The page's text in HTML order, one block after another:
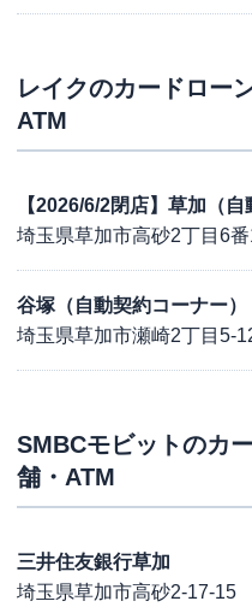
レイクのカードロー
ATM
【2026/6/2閉店】草加（自
埼玉県草加市高砂2丁目6
谷塚（自動契約コーナー）
埼玉県草加市瀬崎2丁目5-
SMBCモビットのカ
舗・ATM
三井住友銀行草加
埼玉県草加市高砂2-17-15